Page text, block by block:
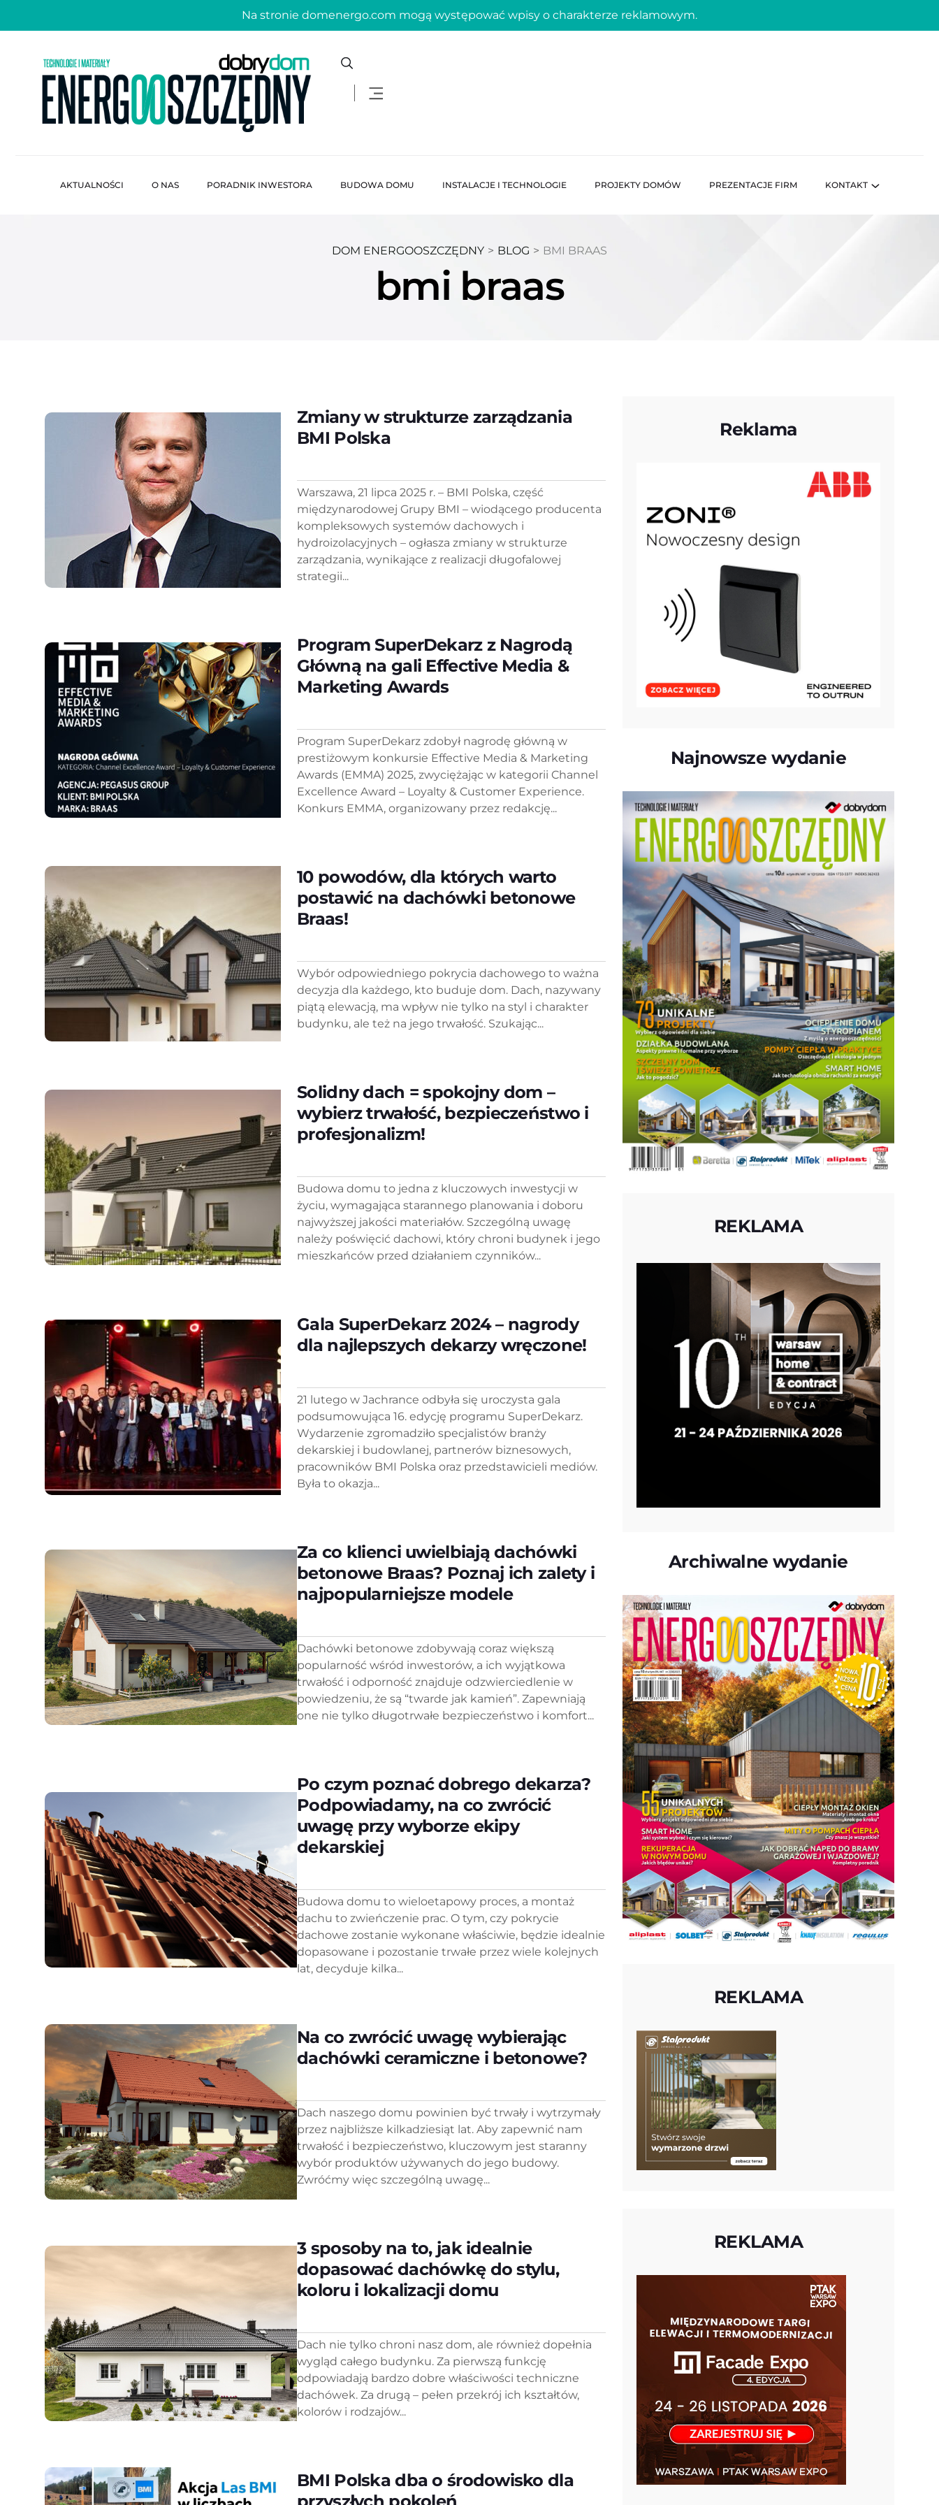
Na stronie domenergo.com mogą występować wpisy o charakterze reklamowym.
AKTUALNOŚCI O NAS PORADNIK INWESTORA BUDOWA DOMU INSTALACJE I TECHNOLOGIE PROJEKTY DOMÓW PREZENTACJE FIRM KONTAKT
DOM ENERGOOSZCZĘDNY > BLOG > BMI BRAAS
bmi braas
Zmiany w strukturze zarządzania
BMI Polska
Warszawa, 21 lipca 2025 r. – BMI Polska, część
międzynarodowej Grupy BMI – wiodącego producenta
kompleksowych systemów dachowych i
hydroizolacyjnych – ogłasza zmiany w strukturze
zarządzania, wynikające z realizacji długofalowej
strategii...
Program SuperDekarz z Nagrodą
Główną na gali Effective Media &
Marketing Awards
Program SuperDekarz zdobył nagrodę główną w
prestiżowym konkursie Effective Media & Marketing
Awards (EMMA) 2025, zwyciężając w kategorii Channel
Excellence Award – Loyalty & Customer Experience.
Konkurs EMMA, organizowany przez redakcję...
10 powodów, dla których warto
postawić na dachówki betonowe
Braas!
Wybór odpowiedniego pokrycia dachowego to ważna
decyzja dla każdego, kto buduje dom. Dach, nazywany
piątą elewacją, ma wpływ nie tylko na styl i charakter
budynku, ale też na jego trwałość. Szukając...
Solidny dach = spokojny dom –
wybierz trwałość, bezpieczeństwo i
profesjonalizm!
Budowa domu to jedna z kluczowych inwestycji w
życiu, wymagająca starannego planowania i doboru
najwyższej jakości materiałów. Szczególną uwagę
należy poświęcić dachowi, który chroni budynek i jego
mieszkańców przed działaniem czynników...
Gala SuperDekarz 2024 – nagrody
dla najlepszych dekarzy wręczone!
21 lutego w Jachrance odbyła się uroczysta gala
podsumowująca 16. edycję programu SuperDekarz.
Wydarzenie zgromadziło specjalistów branży
dekarskiej i budowlanej, partnerów biznesowych,
pracowników BMI Polska oraz przedstawicieli mediów.
Była to okazja...
Za co klienci uwielbiają dachówki
betonowe Braas? Poznaj ich zalety i
najpopularniejsze modele
Dachówki betonowe zdobywają coraz większą
popularność wśród inwestorów, a ich wyjątkowa
trwałość i odporność znajduje odzwierciedlenie w
powiedzeniu, że są “twarde jak kamień”. Zapewniają
one nie tylko długotrwałe bezpieczeństwo i komfort...
Po czym poznać dobrego dekarza?
Podpowiadamy, na co zwrócić
uwagę przy wyborze ekipy
dekarskiej
Budowa domu to wieloetapowy proces, a montaż
dachu to zwieńczenie prac. O tym, czy pokrycie
dachowe zostanie wykonane właściwie, będzie idealnie
dopasowane i pozostanie trwałe przez wiele kolejnych
lat, decyduje kilka...
Na co zwrócić uwagę wybierając
dachówki ceramiczne i betonowe?
Dach naszego domu powinien być trwały i wytrzymały
przez najbliższe kilkadziesiąt lat. Aby zapewnić nam
trwałość i bezpieczeństwo, kluczowym jest staranny
wybór produktów używanych do jego budowy.
Zwróćmy więc szczególną uwagę...
3 sposoby na to, jak idealnie
dopasować dachówkę do stylu,
koloru i lokalizacji domu
Dach nie tylko chroni nasz dom, ale również dopełnia
wygląd całego budynku. Za pierwszą funkcję
odpowiadają bardzo dobre właściwości techniczne
dachówek. Za drugą – pełen przekrój ich kształtów,
kolorów i rodzajów...
BMI Polska dba o środowisko dla
Reklama
Najnowsze wydanie
REKLAMA
Archiwalne wydanie
REKLAMA
REKLAMA